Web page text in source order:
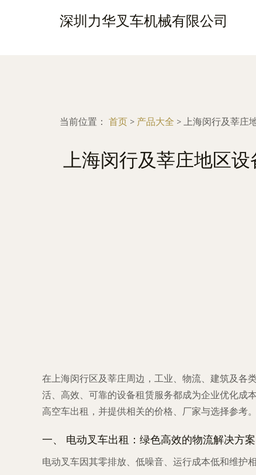
深圳力华叉车机械有限公司
当前位置： 首页 > 产品大全 > 上海闵行及莘庄
上海闵行及莘庄地区
在上海闵行区及莘庄周边，工业、物流、建筑及各
活、高效、可靠的设备租赁服务都成为企业优化成
高空车出租，并提供相关的价格、厂家与选择参考。
一、 电动叉车出租：绿色高效的物流解决方案
电动叉车因其零排放、低噪音、运行成本低和维护